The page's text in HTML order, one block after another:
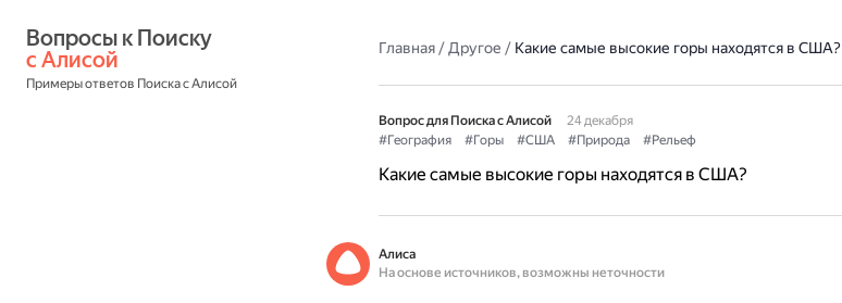
с Алисой
Примеры ответов Поиска с Алисой
Главная/Другое / Какие самые высокие горы находятся в США?
Вопрос для Поиска с Алисой
24 декабря
#География
#Горы #США #Природа #Рельеф
Какие самые высокие горы находятся в США?
Алиса
На основе источников, возможны неточности